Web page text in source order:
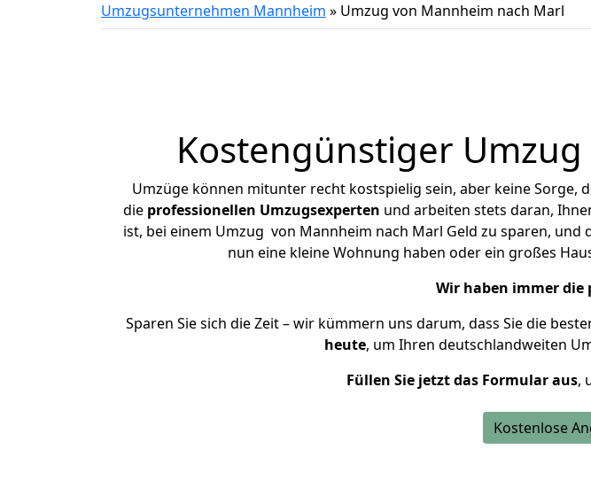
Umzugsunternehmen Mannheim » Umzug von Mannheim nach Marl
Kostengünstiger
Umzüge können mitunter recht kostspielig sein, aber keine Sorge,
die professionellen Umzugsexperten und arbeiten stets daran,
ist, bei einem Umzug von Mannheim nach Marl Geld zu sparen, und
nun eine kleine Wohnung haben oder ein großes
Wir haben immer die
Sparen Sie sich die Zeit – wir kümmern uns darum, dass Sie die
heute, um Ihren deutschlandweiten
Füllen Sie jetzt das Formular aus,
Kostenlose